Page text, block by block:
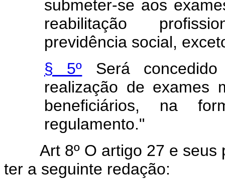
submeter-se aos
reabilitação
previdência social,
§ 5º Será
realização de exames
beneficiários, na
regulamento."
Art 8º O artigo 27 e
ter a seguinte redação: